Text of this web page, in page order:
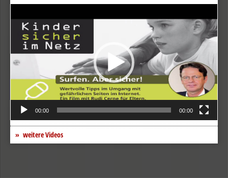
Video-
00:00 00:00
weitere Videos